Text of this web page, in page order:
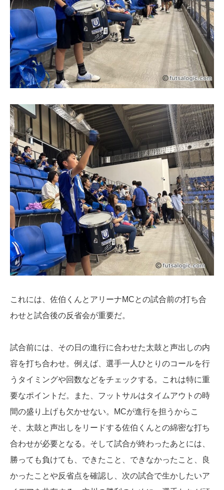
これには、佐伯くんとアリーナMCとの試合前の打ち合
わせと試合後の反省会が重要だ。
試合前には、その日の進行に合わせた太鼓と声出しの内
容を打ち合わせ。例えば、選手一人ひとりのコールを行
うタイミングや回数などをチェックする。これは特に重
要なポイントだ。また、フットサルはタイムアウトの時
間の盛り上げも欠かせない。MCが進行を担うからこ
そ、太鼓と声出しをリードする佐伯くんとの綿密な打ち
合わせが必要となる。そして試合が終わったあとには、
勝っても負けても、できたこと、できなかったこと、良
かったことや反省点を確認し、次の試合で生かしたいア